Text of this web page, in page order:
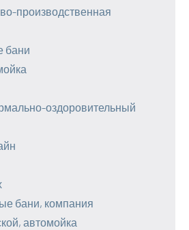
производственная
бани
оздоровительный
бани, компания
автомойка